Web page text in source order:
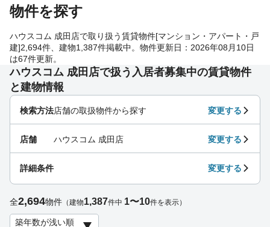
物件を探す
ハウスコム 成田店で取り扱う賃貸物件[マンション・アパート・戸
建]2,694件、建物1,387件掲載中。物件更新日：2026年08月10日
は67件更新。
ハウスコム 成田店で扱う入居者募集中の賃貸物件
と建物情報
検索方法店舗の取扱物件から探す 変更する
店舗 ハウスコム 成田店 変更する
詳細条件 変更する
全2,694物件 （建物1,387件中 1〜10件を表示）